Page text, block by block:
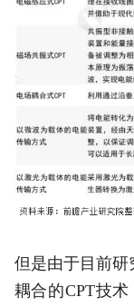
但是由于目前
耦合的CPT技